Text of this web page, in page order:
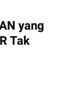
yang
Tak